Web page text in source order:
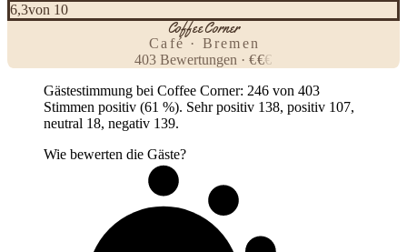
6,3von 10
Coffee Corner
Café · Bremen
403 Bewertungen ·€€€
Gästestimmung bei Coffee Corner: 246 von 403
Stimmen positiv (61 %). Sehr positiv 138, positiv 107,
neutral 18, negativ 139.
Wie bewerten die Gäste?